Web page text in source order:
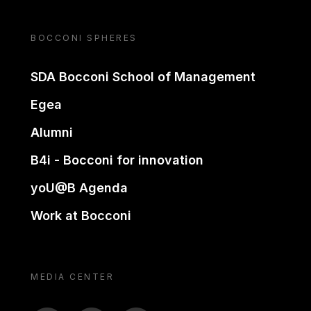
BOCCONI SPHERES
SDA Bocconi School of Management
Egea
Alumni
B4i - Bocconi for innovation
yoU@B Agenda
Work at Bocconi
MEDIA CENTER